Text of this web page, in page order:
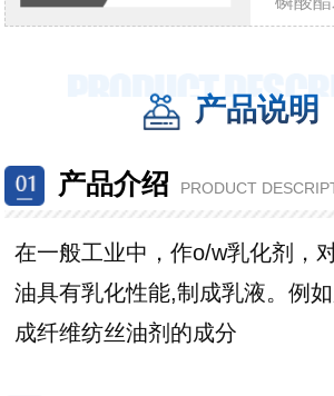
成功
2021-
聚醚
来自
付款
2021-
聚乙
成功
产品说明
产品介绍 PRODUCT
在一般工业中，作o/w乳化剂，
油具有乳化性能,制成乳液。例
成纤维纺丝油剂的成分